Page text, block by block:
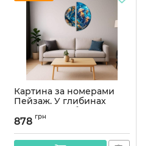
Картина за номерами
Пейзаж. У глибинах
океану з фарбами
металік (напівкруги)
1014
878 грн